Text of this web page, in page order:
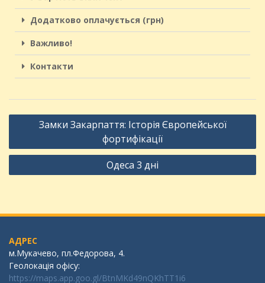
Додатково оплачується (грн)
Важливо!
Контакти
Замки Закарпаття: Історія Європейської
фортифікації
Одеса 3 дні
АДРЕС
м.Мукачево, пл.Федорова, 4.
Геолокація офісу:
https://maps.app.goo.gl/BtnMKd49nQKhTT1i6